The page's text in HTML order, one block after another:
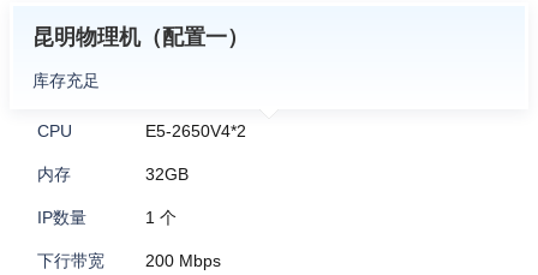
昆明物理机（配置一）
库存充足
CPU E5-2650V4*2
内存 32GB
IP数量 1 个
下行带宽 200 Mbps